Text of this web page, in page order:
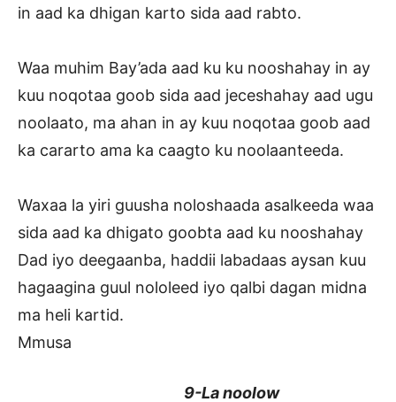
in aad ka dhigan karto sida aad rabto.
Waa muhim Bay’ada aad ku ku nooshahay in ay
kuu noqotaa goob sida aad jeceshahay aad ugu
noolaato, ma ahan in ay kuu noqotaa goob aad
ka cararto ama ka caagto ku noolaanteeda.
Waxaa la yiri guusha noloshaada asalkeeda waa
sida aad ka dhigato goobta aad ku nooshahay
Dad iyo deegaanba, haddii labadaas aysan kuu
hagaagina guul nololeed iyo qalbi dagan midna
ma heli kartid.
Mmusa
9-La noolow